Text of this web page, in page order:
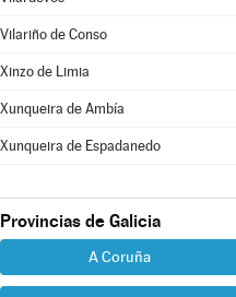
Vilariño de Conso
Xinzo de Limia
Xunqueira de Ambía
Xunqueira de Espadanedo
Provincias de Galicia
A Coruña